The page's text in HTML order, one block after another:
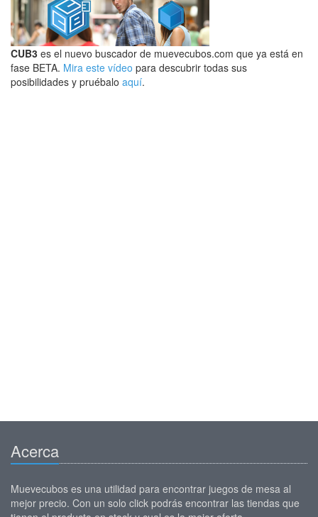
CUB3 es el nuevo buscador de muevecubos.com que ya está en
fase BETA. Mira este vídeo para descubrir todas sus
posibilidades y pruébalo aquí.
Acerca
Muevecubos es una utilidad para encontrar juegos de mesa al
mejor precio. Con un solo click podrás encontrar las tiendas que